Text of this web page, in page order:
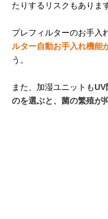
たりするリスクもありま
プレフィルターのお手入
ルター自動お手入れ機能
う。
また、加湿ユニットもUV
のを選ぶと、菌の繁殖が